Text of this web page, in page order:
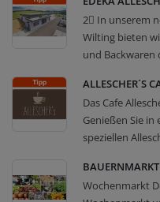
2⃣ In unserem
Wilting bieten
und Backwaren
ALLESCHER´S
Das Cafe
Genießen Sie
speziellen
Wochenmarkt